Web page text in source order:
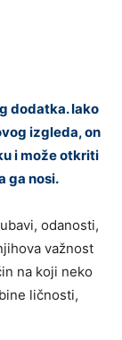
dodatka. Iako
izgleda, on
i može otkriti
ga nosi.
odanosti,
važnost
na koji neko
ličnosti,